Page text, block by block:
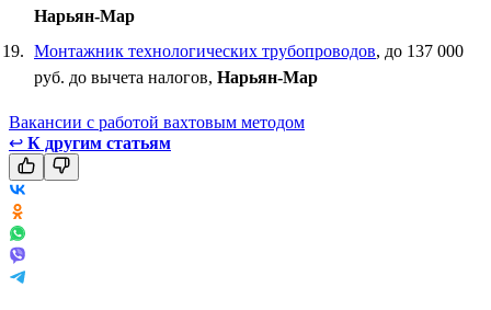
Нарьян-Мар
Монтажник технологических трубопроводов, до 137 000
руб. до вычета налогов, Нарьян-Мар
Вакансии с работой вахтовым методом
↩ К другим статьям